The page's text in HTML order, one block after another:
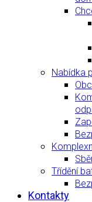
Nabídka
Třídění
Kontakty